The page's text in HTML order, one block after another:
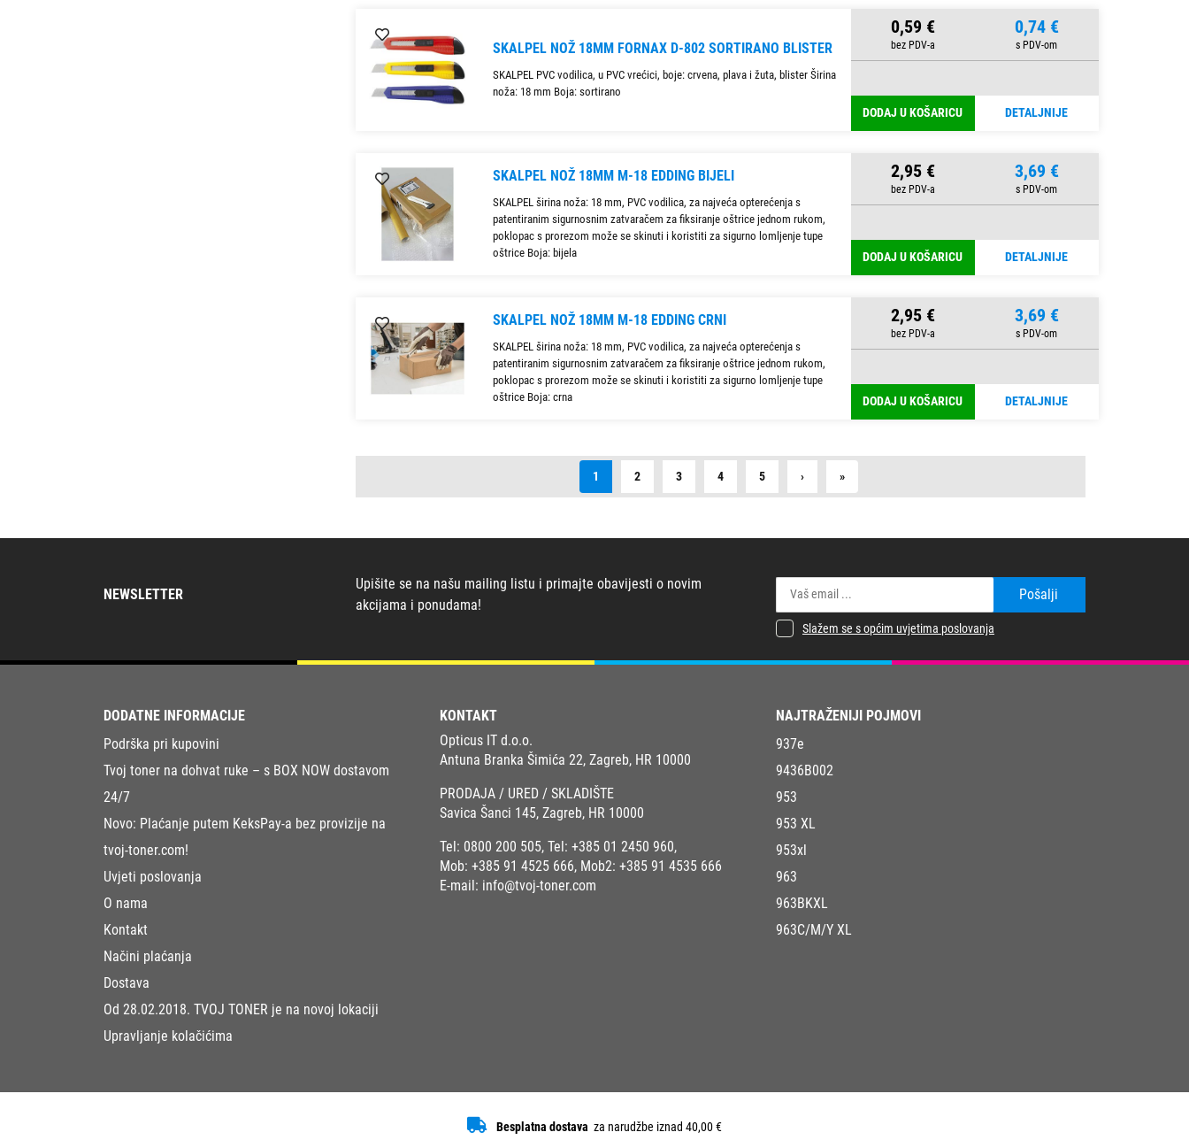
SKALPEL NOŽ 18MM FORNAX D-802 SORTIRANO BLISTER
SKALPEL PVC vodilica, u PVC vrećici, boje: crvena, plava i žuta, blister Širina
noža: 18 mm Boja: sortirano
0,59 € 0,74 €
DODAJ U KOŠARICU DETALJNIJE
SKALPEL NOŽ 18MM M-18 EDDING BIJELI
SKALPEL širina noža: 18 mm, PVC vodilica, za najveća opterećenja s
patentiranim sigurnosnim zatvaračem za fiksiranje oštrice jednom rukom,
poklopac s prorezom može se skinuti i koristiti za sigurno lomljenje tupe
oštrice Boja: bijela
2,95 € 3,69 €
DODAJ U KOŠARICU DETALJNIJE
SKALPEL NOŽ 18MM M-18 EDDING CRNI
SKALPEL širina noža: 18 mm, PVC vodilica, za najveća opterećenja s
patentiranim sigurnosnim zatvaračem za fiksiranje oštrice jednom rukom,
poklopac s prorezom može se skinuti i koristiti za sigurno lomljenje tupe
oštrice Boja: crna
2,95 € 3,69 €
DODAJ U KOŠARICU DETALJNIJE
1 2 3 4 5 ›Next »Last
NEWSLETTER
Upišite se na našu mailing listu i primajte obavijesti o novim
akcijama i ponudama!
Pošalji
Slažem se s općim uvjetima poslovanja
DODATNE INFORMACIJE
Podrška pri kupovini
Tvoj toner na dohvat ruke – s BOX NOW dostavom
24/7
Novo: Plaćanje putem KeksPay-a bez provizije na
tvoj-toner.com!
Uvjeti poslovanja
O nama
Kontakt
Načini plaćanja
Dostava
Od 28.02.2018. TVOJ TONER je na novoj lokaciji
Upravljanje kolačićima
KONTAKT
Opticus IT d.o.o.
Antuna Branka Šimića 22, Zagreb, HR 10000
PRODAJA / URED / SKLADIŠTE
Savica Šanci 145, Zagreb, HR 10000
Tel: 0800 200 505, Tel: +385 01 2450 960,
Mob: +385 91 4525 666, Mob2: +385 91 4535 666
E-mail: info@tvoj-toner.com
NAJTRAŽENIJI POJMOVI
937e
9436B002
953
953 XL
953xl
963
963BKXL
963C/M/Y XL
Besplatna dostava za narudžbe iznad 40,00 €